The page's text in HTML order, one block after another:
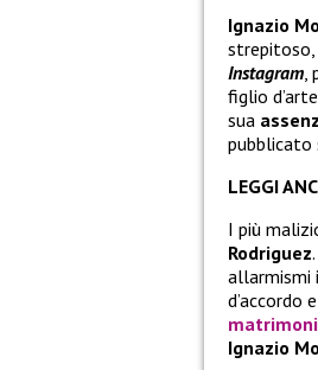
Ignazio
strepitoso,
Instagram,
figlio
sua
pubblicato
LEGGI
I più
Rodriguez
allarmismi
d’accordo e
Ignazio